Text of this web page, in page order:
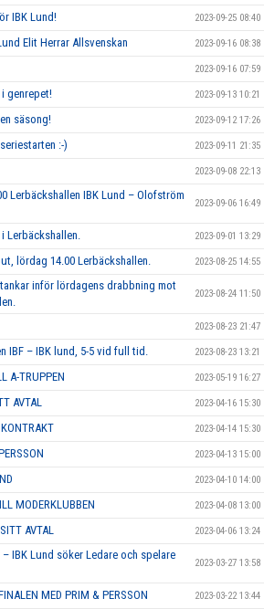
IBK Lund! 2023-09-25 08:40
Elit Herrar Allsvenskan 2023-09-16 08:38
2023-09-16 07:59
genrepet! 2023-09-13 10:21
säsong! 2023-09-12 17:26
:-) 2023-09-11 21:35
2023-09-08 22:13
Lerbäckshallen IBK Lund – Olofström
2023-09-06 16:49
Lerbäckshallen. 2023-09-01 13:29
lördag 14.00 Lerbäckshallen. 2023-08-25 14:55
inför lördagens drabbning mot
2023-08-24 11:50
2023-08-23 21:47
IBF – IBK lund, 5-5 vid full tid. 2023-08-23 13:21
A-TRUPPEN 2023-05-19 16:27
AVTAL 2023-04-16 15:30
2023-04-14 15:30
2023-04-13 15:00
2023-04-10 14:00
MODERKLUBBEN 2023-04-08 13:00
AVTAL 2023-04-06 13:24
IBK Lund söker Ledare och spelare
2023-03-27 13:58
MED PRIM & PERSSON 2023-03-22 13:44